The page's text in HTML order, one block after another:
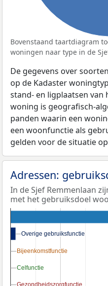
Bovenstaand taartdiagram
woningen naar type in de
De gegevens over
op de Kadaster
stand- en ligplaatsen van
woning is geografisch-
panden waarin een
een woonfunctie als
gelden voor de situatie
Adressen:
In de Sjef Remmenlaan
met het gebruiksdoel
Overige gebruiksfunctie
Overige gebruiksfunctie
Bijeenkomstfunctie
Bijeenkomstfunctie
Celfunctie
Celfunctie
Gezondheidszorgfunctie
Gezondheidszorgfunctie